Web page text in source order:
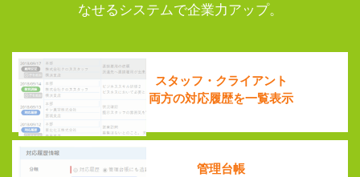
なせるシステムで企業力アップ。
スタッフ・クライアント
両方の対応履歴を一覧表示
管理台帳